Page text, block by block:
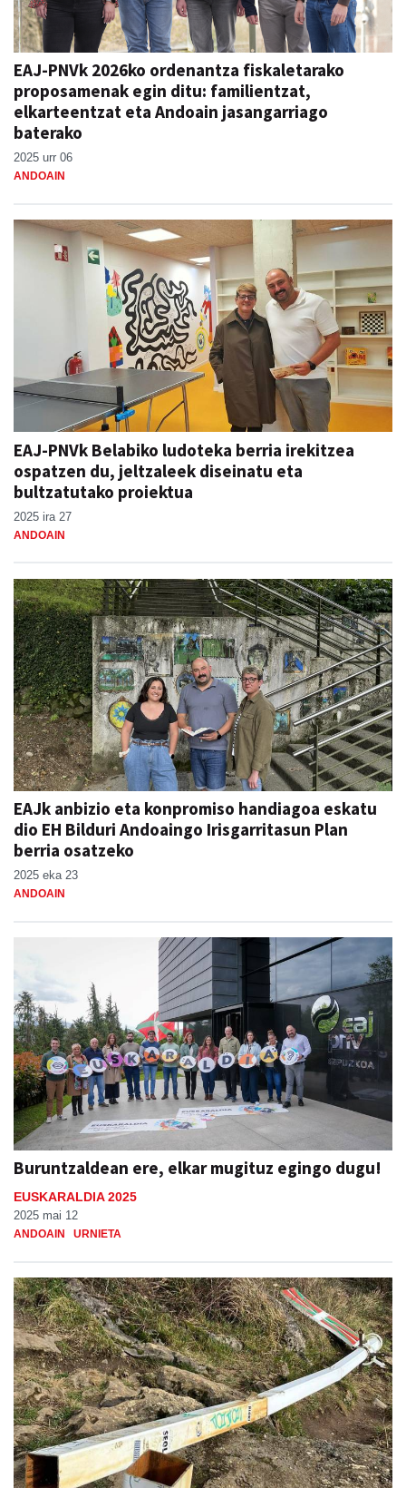
EAJ-PNVk 2026ko ordenantza fiskaletarako
proposamenak egin ditu: familientzat,
elkarteentzat eta Andoain jasangarriago
baterako
2025 urr 06
ANDOAIN
EAJ-PNVk Belabiko ludoteka berria irekitzea
ospatzen du, jeltzaleek diseinatu eta
bultzatutako proiektua
2025 ira 27
ANDOAIN
EAJk anbizio eta konpromiso handiagoa eskatu
dio EH Bilduri Andoaingo Irisgarritasun Plan
berria osatzeko
2025 eka 23
ANDOAIN
Buruntzaldean ere, elkar mugituz egingo dugu!
EUSKARALDIA 2025
2025 mai 12
ANDOAIN URNIETA